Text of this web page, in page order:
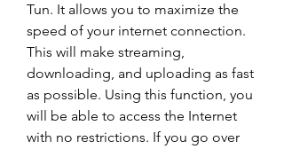
Tun. It allows you to maximize the
speed of your internet connection.
This will make streaming,
downloading, and uploading as fast
as possible. Using this function, you
will be able to access the Internet
with no restrictions. If you go over